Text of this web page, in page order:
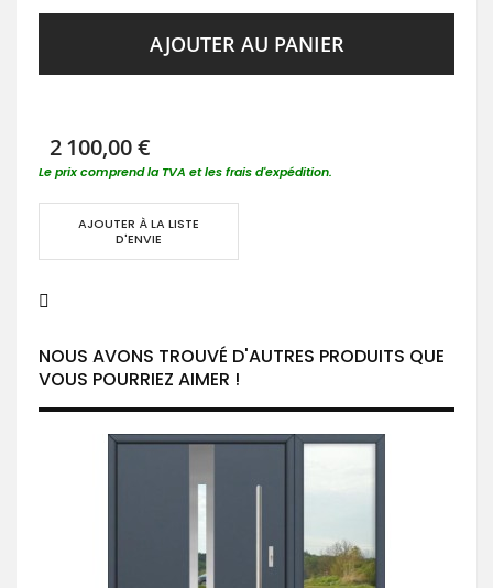
AJOUTER AU PANIER
2 100,00 €
Le prix comprend la TVA et les frais d'expédition.
AJOUTER À LA LISTE
D'ENVIE
NOUS AVONS TROUVÉ D'AUTRES PRODUITS QUE
VOUS POURRIEZ AIMER !